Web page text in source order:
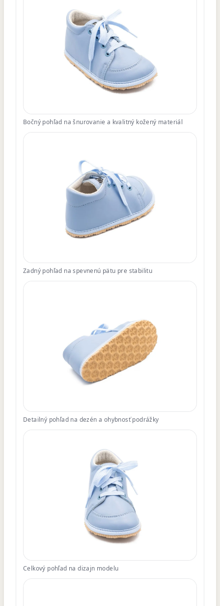
Bočný pohľad na šnurovanie a kvalitný kožený materiál
Zadný pohľad na spevnenú pätu pre stabilitu
Detailný pohľad na dezén a ohybnosť podrážky
Celkový pohľad na dizajn modelu